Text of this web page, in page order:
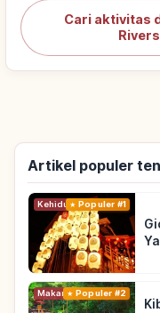
Cari aktivitas
Artikel populer
KehidupanPopuler #1
MakananPopuler #2